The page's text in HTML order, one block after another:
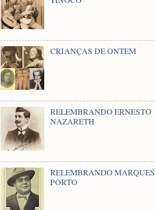
CRIANÇAS DE ONTEM
RELEMBRANDO ERNESTO
NAZARETH
RELEMBRANDO MARQUES
PORTO